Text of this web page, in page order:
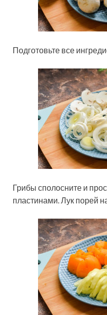
Подготовьте все
Грибы сполосните и
пластинами. Лук порей